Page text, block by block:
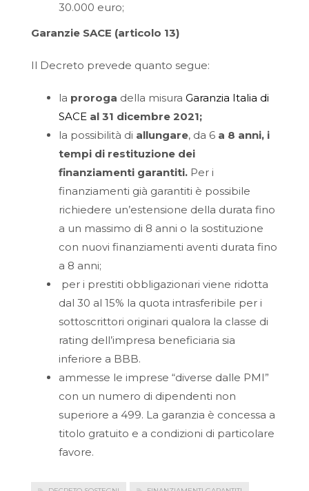
30.000 euro;
Garanzie SACE (articolo 13)
Il Decreto prevede quanto segue:
la proroga della misura Garanzia Italia di
SACE al 31 dicembre 2021;
la possibilità di allungare, da 6 a 8 anni, i
tempi di restituzione dei
finanziamenti garantiti. Per i
finanziamenti già garantiti è possibile
richiedere un’estensione della durata fino
a un massimo di 8 anni o la sostituzione
con nuovi finanziamenti aventi durata fino
a 8 anni;
per i prestiti obbligazionari viene ridotta
dal 30 al 15% la quota intrasferibile per i
sottoscrittori originari qualora la classe di
rating dell’impresa beneficiaria sia
inferiore a BBB.
ammesse le imprese “diverse dalle PMI”
con un numero di dipendenti non
superiore a 499. La garanzia è concessa a
titolo gratuito e a condizioni di particolare
favore.